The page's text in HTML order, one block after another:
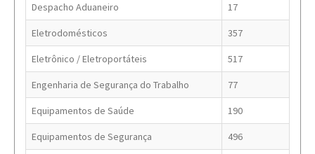
Despacho Aduaneiro 17
Eletrodomésticos 357
Eletrônico / Eletroportáteis 517
Engenharia de Segurança do Trabalho 77
Equipamentos de Saúde 190
Equipamentos de Segurança 496